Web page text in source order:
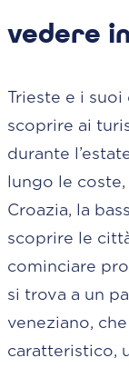
vedere
Trieste e i
scoprire ai
durante
lungo le
Croazia, la
scoprire le
cominciare
si trova a un
veneziano,
caratteristico,